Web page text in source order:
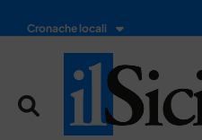
Cronache locali